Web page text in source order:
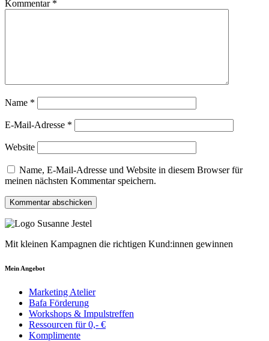
Kommentar *
Name *
E-Mail-Adresse *
Website
Name, E-Mail-Adresse und Website in diesem Browser für
meinen nächsten Kommentar speichern.
Mit kleinen Kampagnen die richtigen Kund:innen gewinnen
Mein Angebot
Marketing Atelier
Bafa Förderung
Workshops & Impulstreffen
Ressourcen für 0,- €
Komplimente